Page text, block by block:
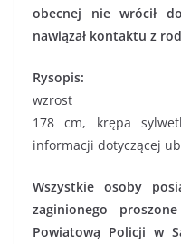
obecnej nie wrócił
nawiązał kontaktu z
Rysopis:
178 cm, krępa
informacji dotyczącej
Wszystkie osoby
zaginionego
Powiatową Policji w